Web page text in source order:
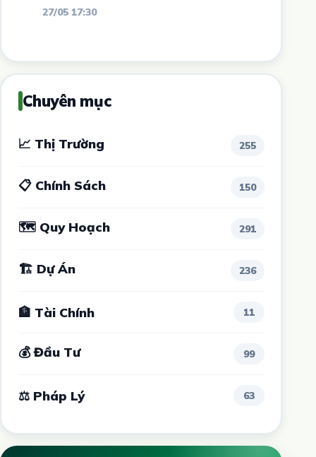
Bà
27/05 17:30
Chuyên mục
📈 Thị Trường 255
📋 Chính Sách 150
🗺 Quy Hoạch 291
🏗 Dự Án 236
🏦 Tài Chính 11
💰 Đầu Tư 99
⚖ Pháp Lý 63